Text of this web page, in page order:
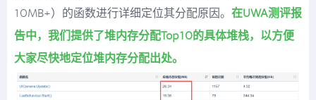
10MB+）的函数进行详细定位其分配原因。 在UWA测评报
告中，我们提供了堆内存分配Top10的具体堆栈，以方便
大家尽快地定位堆内存分配出处。